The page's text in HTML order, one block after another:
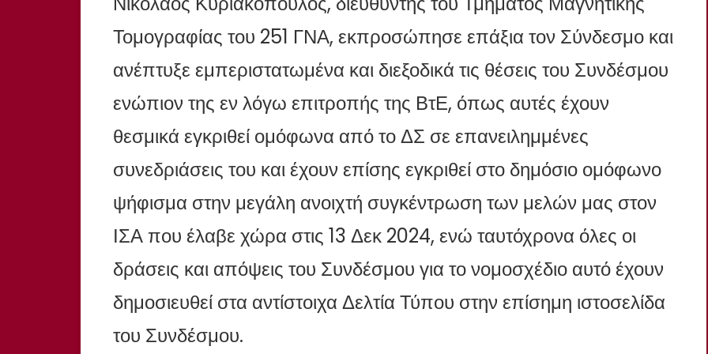
Τομογραφίας του 251 ΓΝΑ, εκπροσώπησε επάξια τον Σύνδεσμο και
ανέπτυξε εμπεριστατωμένα και διεξοδικά τις θέσεις του Συνδέσμου
ενώπιον της εν λόγω επιτροπής της ΒτΕ, όπως αυτές έχουν
θεσμικά εγκριθεί ομόφωνα από το ΔΣ σε επανειλημμένες
συνεδριάσεις του και έχουν επίσης εγκριθεί στο δημόσιο ομόφωνο
ψήφισμα στην μεγάλη ανοιχτή συγκέντρωση των μελών μας στον
ΙΣΑ που έλαβε χώρα στις 13 Δεκ 2024, ενώ ταυτόχρονα όλες οι
δράσεις και απόψεις του Συνδέσμου για το νομοσχέδιο αυτό έχουν
δημοσιευθεί στα αντίστοιχα Δελτία Τύπου στην επίσημη ιστοσελίδα
του Συνδέσμου.